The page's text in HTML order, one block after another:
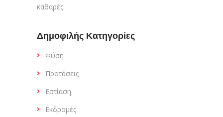
καθαρές.
Δημοφιλής Κατηγορίες
Φύση
Προτάσεις
Εστίαση
Εκδρομές